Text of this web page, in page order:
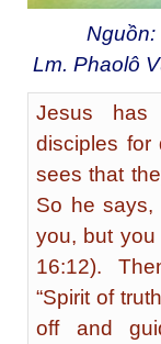
Nguồn:
Lm. Phaolô
Jesus
disciples for
sees that
So he says,
you, but you
16:12).
“Spirit of
off and